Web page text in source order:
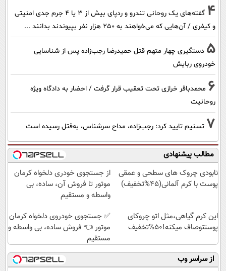
4
گفته‌های یک روحانی تندرو و ردپای بیش از ۳ یا ۴ جرم جدی امنیتی
و کیفری / آن‌هایی که می‌خواهند به ۲۵۰ هزار نفر بپیوندند بدانند ...
5 دستگیری چهار متهم قتل حمیدرضا رجب‌زاده پس از شناسایی
خودروی ربایش
6 محمدباقر خرازی تحت تعقیب قرار گرفت / احضار به دادگاه ویژه
روحانیت
7 تسنیم تایید کرد: رجب‌زاده، مداح سرشناس، به‌قتل رسیده است
مطالب پیشنهادی
نابودی چروک های سطحی و عمقی
پوست با کرم آلمانی(45%تخفیف)
از جستجوی خودری دلخواه کرمان
موتور تا فروش آن، ساده، بی
واسطه و مستقیم
این کرم گیاهی،مثل اتو چروکای
پوستتوصاف میکنه!50%تخفیف
✅ جستجوی خودروی دلخواه کرمان
موتور 👈 فروش ساده، بی واسطه و
مستقیم
از سراسر وب